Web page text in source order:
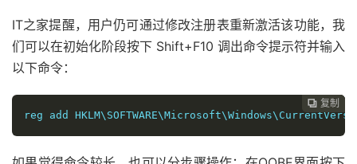
IT之家提醒，用户仍可通过修改注册表重新激活该功能，我
们可以在初始化阶段按下 Shift+F10 调出命令提示符并输入
以下命令：
 复制
 复制
 复制
reg add